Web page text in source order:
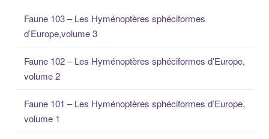
Faune 103 – Les Hyménoptères sphéciformes
d’Europe,volume 3
Faune 102 – Les Hyménoptères sphéciformes d’Europe,
volume 2
Faune 101 – Les Hyménoptères sphéciformes d’Europe,
volume 1